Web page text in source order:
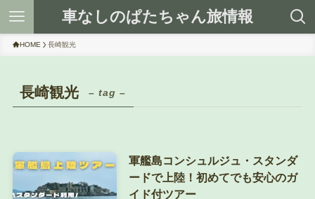
車なしのぱたちゃん旅情報
HOME 長崎観光
長崎観光 – tag –
軍艦島コンシュルジュ・スタンダ
ードで上陸！初めてでも安心のガ
イド付ツアー